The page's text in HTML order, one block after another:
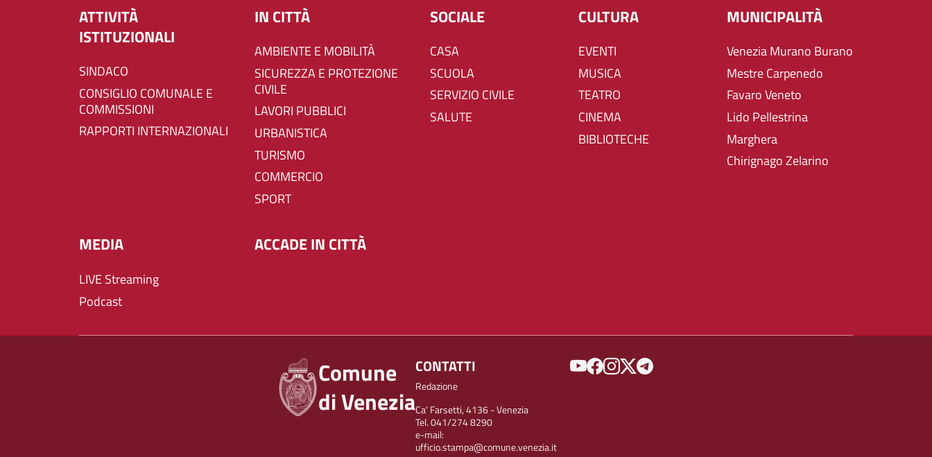
ATTIVITÀ
ISTITUZIONALI
SINDACO
CONSIGLIO COMUNALE E
COMMISSIONI
RAPPORTI INTERNAZIONALI
IN CITTÀ
AMBIENTE E MOBILITÀ
SICUREZZA E PROTEZIONE
CIVILE
LAVORI PUBBLICI
URBANISTICA
TURISMO
COMMERCIO
SPORT
SOCIALE
CASA
SCUOLA
SERVIZIO CIVILE
SALUTE
CULTURA
EVENTI
MUSICA
TEATRO
CINEMA
BIBLIOTECHE
MUNICIPALITÀ
Venezia Murano Burano
Mestre Carpenedo
Favaro Veneto
Lido Pellestrina
Marghera
Chirignago Zelarino
MEDIA
LIVE Streaming
Podcast
ACCADE IN CITTÀ
Comune
di Venezia
CONTATTI
Redazione
Ca' Farsetti, 4136 - Venezia
Tel. 041/274 8290
e-mail:
ufficio.stampa@comune.venezia.it
SOCIAL MENU